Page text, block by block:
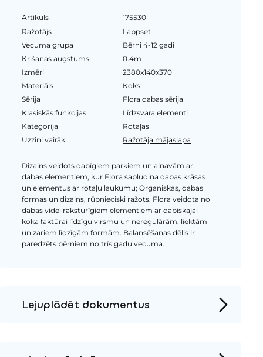
Artikuls
175530
Ražotājs
Lappset
Vecuma grupa
Bērni 4-12 gadi
Krišanas augstums
0.4m
Izmēri
2380x140x370
Materiāls
Koks
Sērija
Flora dabas sērija
Klasiskās funkcijas
Līdzsvara elementi
Kategorija
Rotaļas
Uzzini vairāk
Ražotāja mājaslapa
Dizains veidots dabīgiem parkiem un ainavām ar
dabas elementiem, kur Flora sapludina dabas krāsas
un elementus ar rotaļu laukumu; Organiskas, dabas
formas un dizains, rūpnieciski ražots. Flora veidota no
dabas videi raksturīgiem elementiem ar dabiskajai
koka faktūrai līdzīgu virsmu un neregulārām, liektām
un zariem līdzīgām formām. Balansēšanas dēlis ir
paredzēts bērniem no trīs gadu vecuma.
Lejuplādēt dokumentus